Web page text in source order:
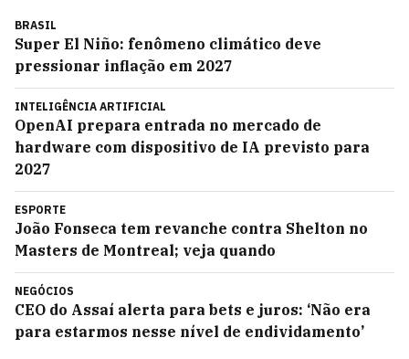
BRASIL
Super El Niño: fenômeno climático deve
pressionar inflação em 2027
INTELIGÊNCIA ARTIFICIAL
OpenAI prepara entrada no mercado de
hardware com dispositivo de IA previsto para
2027
ESPORTE
João Fonseca tem revanche contra Shelton no
Masters de Montreal; veja quando
NEGÓCIOS
CEO do Assaí alerta para bets e juros: ‘Não era
para estarmos nesse nível de endividamento’